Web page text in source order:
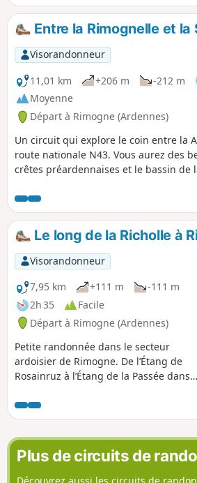
dans le lavoir, parcours-jeu de
de sculptures au sein du village et
allusion au Manneken-Pis bruxellois.
Entre la Rimognelle et la
Visorandonneur
11,01 km
+206 m -212 m
Moyenne
Départ à Rimogne (Ardennes)
Un circuit qui explore le coin entre la
route nationale N43. Vous aurez des
crêtes préardennaises et le bassin de
Le long de la Richolle à
Visorandonneur
7,95 km
+111 m
-111 m
2h 35
Facile
Départ à Rimogne (Ardennes)
Petite randonnée dans le secteur
ardoisier de Rimogne. De l’Étang de
Rosainruz à l’Étang de la Passée dans
cheminement sous les arbres, près du
ruisseau de la Richolle parmi les pieds
de myrtilles et de muguet.
Plus de circuits de
Découvrez aussi les circuits de